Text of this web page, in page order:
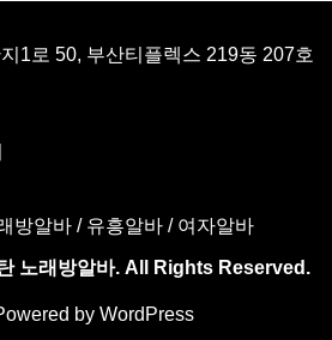
1로 50, 부산티플렉스 219동 207호
방알바 / 유흥알바 / 여자알바
노래방알바. All Rights Reserved.
by WordPress